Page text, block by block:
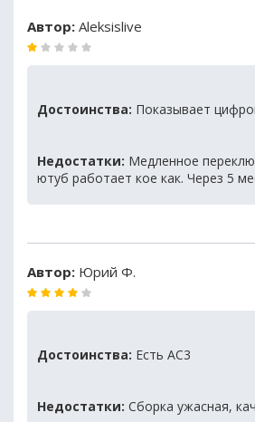
Автор: Aleksislive
Достоинства: Показывает
Недостатки: Медленное
ютуб работает кое как. Через 5
Автор: Юрий Ф.
Достоинства: Есть AC3
Недостатки: Сборка ужасная,